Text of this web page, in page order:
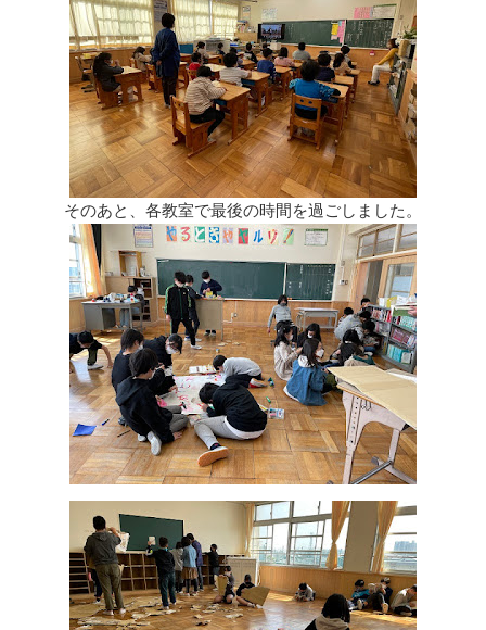
そのあと、各教室で最後の時間を過ごしました。